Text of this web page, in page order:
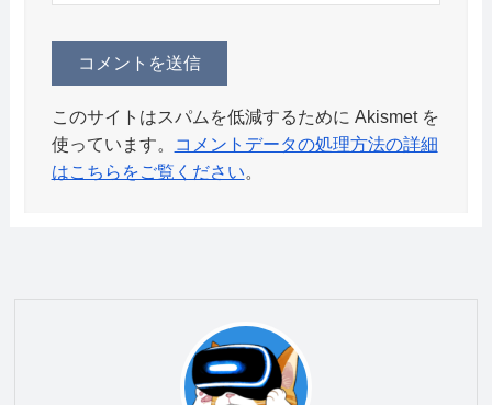
このサイトはスパムを低減するために Akismet を
使っています。
コメントデータの処理方法の詳細
はこちらをご覧ください。